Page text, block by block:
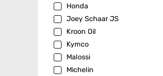
Honda
Joey Schaar JS
Kroon Oil
Kymco
Malossi
Michelin